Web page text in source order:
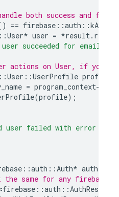
both success and
== firebase ::auth ::
::User* user = *result. result
succeeded for email %s
actions on User, if you
::User ::UserProfile profile
= program_context-
(profile);
user failed with error '%s'
::auth ::Auth* auth
the same for any
::auth ::AuthResult